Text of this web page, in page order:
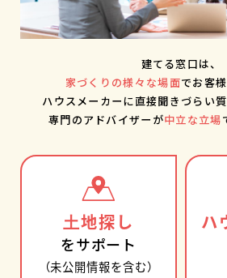
建てる窓口は、
家づくりの様々な場面でお客
ハウスメーカーに直接聞きづらい質
専門のアドバイザーが中立な立場
⼟地探し
をサポート
（未公開情報を含む）
ハ